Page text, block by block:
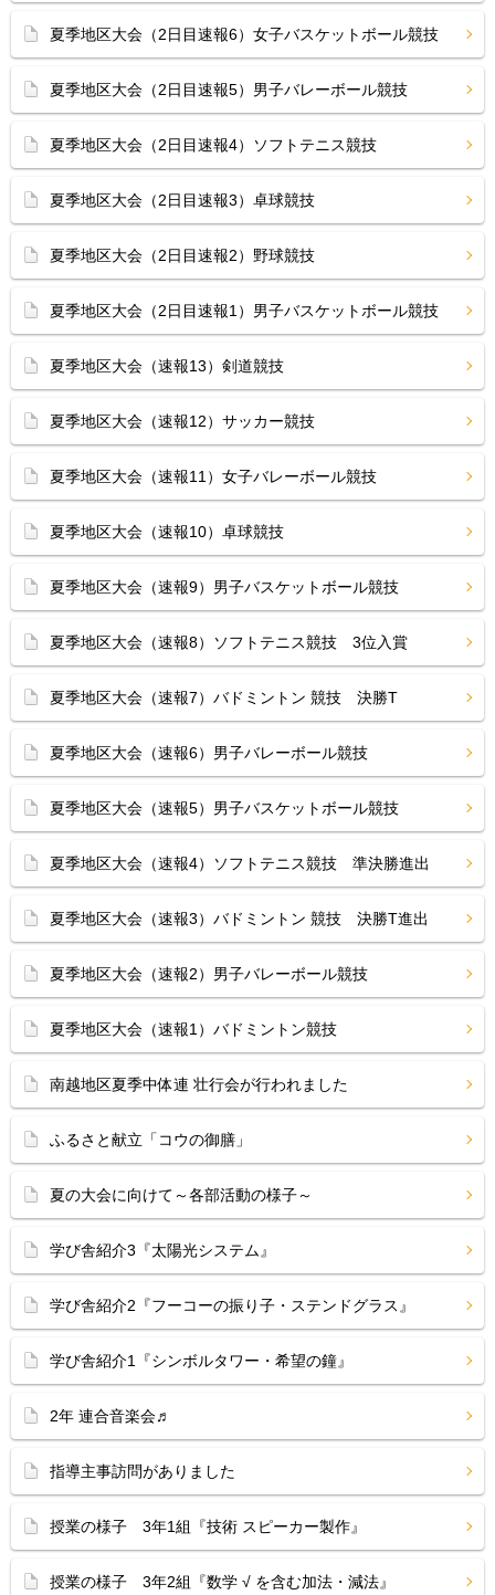
夏季地区大会（2日目速報6）女子バスケットボール競技
夏季地区大会（2日目速報5）男子バレーボール競技
夏季地区大会（2日目速報4）ソフトテニス競技
夏季地区大会（2日目速報3）卓球競技
夏季地区大会（2日目速報2）野球競技
夏季地区大会（2日目速報1）男子バスケットボール競技
夏季地区大会（速報13）剣道競技
夏季地区大会（速報12）サッカー競技
夏季地区大会（速報11）女子バレーボール競技
夏季地区大会（速報10）卓球競技
夏季地区大会（速報9）男子バスケットボール競技
夏季地区大会（速報8）ソフトテニス競技 3位入賞
夏季地区大会（速報7）バドミントン 競技 決勝T
夏季地区大会（速報6）男子バレーボール競技
夏季地区大会（速報5）男子バスケットボール競技
夏季地区大会（速報4）ソフトテニス競技 準決勝進出
夏季地区大会（速報3）バドミントン 競技 決勝T進出
夏季地区大会（速報2）男子バレーボール競技
夏季地区大会（速報1）バドミントン競技
南越地区夏季中体連 壮行会が行われました
ふるさと献立「コウの御膳」
夏の大会に向けて～各部活動の様子～
学び舎紹介3『太陽光システム』
学び舎紹介2『フーコーの振り子・ステンドグラス』
学び舎紹介1『シンボルタワー・希望の鐘』
2年 連合音楽会♬
指導主事訪問がありました
授業の様子 3年1組『技術 スピーカー製作』
授業の様子 3年2組『数学 √ を含む加法・減法』